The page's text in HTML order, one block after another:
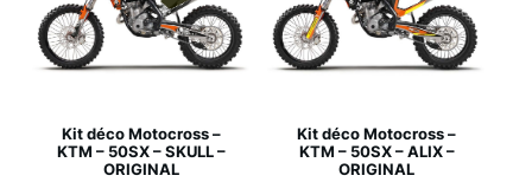
Kit déco Motocross –
KTM – 50SX – SKULL –
ORIGINAL
Kit déco Motocross –
KTM – 50SX – ALIX –
ORIGINAL